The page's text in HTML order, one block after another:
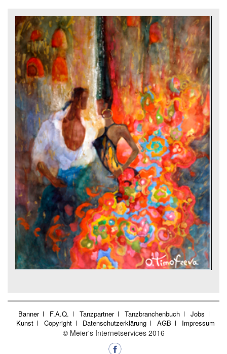
Banner F.A.Q. Tanzpartner Tanzbranchenbuch
Jobs
Kunst
Copyright Datenschutzerklärung AGB Impressum
© Meier's Internetservices 2016